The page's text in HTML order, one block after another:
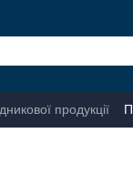
продукції